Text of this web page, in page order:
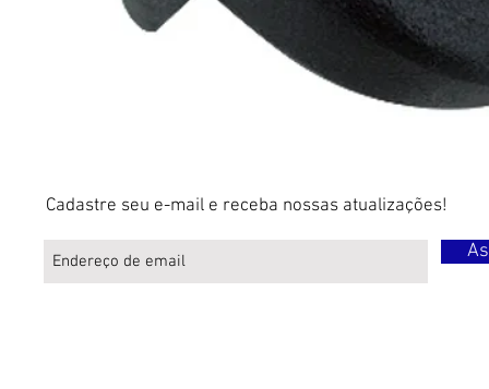
Cadastre seu e-mail e receba nossas atualizações!